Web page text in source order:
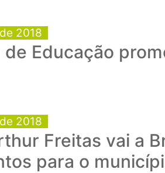
2018
Educação
2018
Freitas vai a
para o